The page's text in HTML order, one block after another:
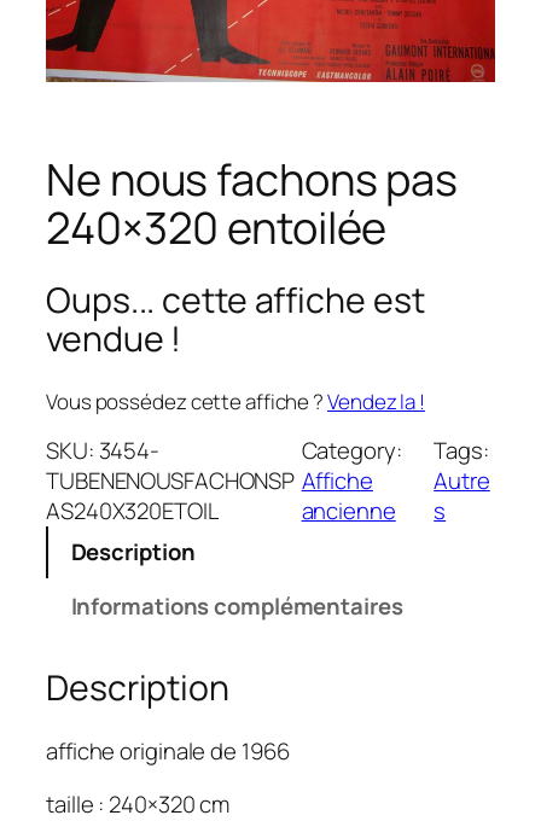
Ne nous fachons pas
240×320 entoilée
Oups... cette affiche est
vendue !
Vous possédez cette affiche ?Vendez la !
SKU: 3454-
TUBENENOUSFACHONSP
AS240X320ETOIL
Category:
Affiche
ancienne
Tags:
Autre
s
Description
Informations complémentaires
Description
affiche originale de 1966
taille : 240×320 cm